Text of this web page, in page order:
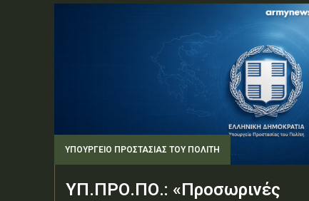
ΥΠΟΥΡΓΕΊΟ ΠΡΟΣΤΑΣΊΑΣ ΤΟΥ ΠΟΛΊΤΗ
ΥΠ.ΠΡΟ.ΠΟ.: «Προσωρινές